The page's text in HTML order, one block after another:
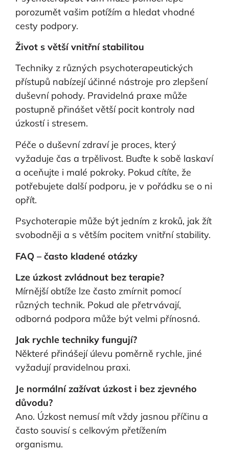
porozumět vašim potížím a hledat vhodné
cesty podpory.
Život s větší vnitřní stabilitou
Techniky z různých psychoterapeutických
přístupů nabízejí účinné nástroje pro zlepšení
duševní pohody. Pravidelná praxe může
postupně přinášet větší pocit kontroly nad
úzkostí i stresem.
Péče o duševní zdraví je proces, který
vyžaduje čas a trpělivost. Buďte k sobě laskaví
a oceňujte i malé pokroky. Pokud cítíte, že
potřebujete další podporu, je v pořádku se o ni
opřít.
Psychoterapie může být jedním z kroků, jak žít
svobodněji a s větším pocitem vnitřní stability.
FAQ – často kladené otázky
Lze úzkost zvládnout bez terapie?
Mírnější obtíže lze často zmírnit pomocí
různých technik. Pokud ale přetrvávají,
odborná podpora může být velmi přínosná.
Jak rychle techniky fungují?
Některé přinášejí úlevu poměrně rychle, jiné
vyžadují pravidelnou praxi.
Je normální zažívat úzkost i bez zjevného
důvodu?
Ano. Úzkost nemusí mít vždy jasnou příčinu a
často souvisí s celkovým přetížením
organismu.